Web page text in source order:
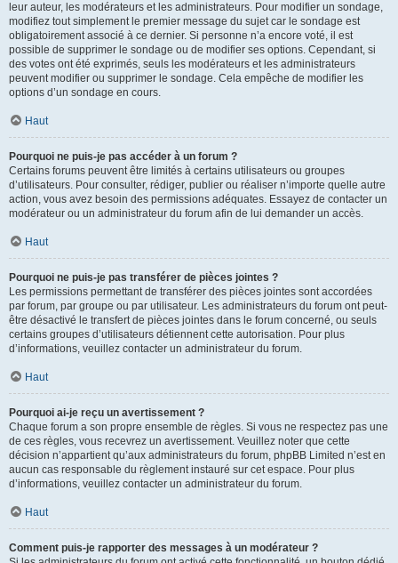
leur auteur, les modérateurs et les administrateurs. Pour modifier un sondage,
modifiez tout simplement le premier message du sujet car le sondage est
obligatoirement associé à ce dernier. Si personne n’a encore voté, il est
possible de supprimer le sondage ou de modifier ses options. Cependant, si
des votes ont été exprimés, seuls les modérateurs et les administrateurs
peuvent modifier ou supprimer le sondage. Cela empêche de modifier les
options d’un sondage en cours.
Haut
Pourquoi ne puis-je pas accéder à un forum ?
Certains forums peuvent être limités à certains utilisateurs ou groupes
d’utilisateurs. Pour consulter, rédiger, publier ou réaliser n’importe quelle autre
action, vous avez besoin des permissions adéquates. Essayez de contacter un
modérateur ou un administrateur du forum afin de lui demander un accès.
Haut
Pourquoi ne puis-je pas transférer de pièces jointes ?
Les permissions permettant de transférer des pièces jointes sont accordées
par forum, par groupe ou par utilisateur. Les administrateurs du forum ont peut-
être désactivé le transfert de pièces jointes dans le forum concerné, ou seuls
certains groupes d’utilisateurs détiennent cette autorisation. Pour plus
d’informations, veuillez contacter un administrateur du forum.
Haut
Pourquoi ai-je reçu un avertissement ?
Chaque forum a son propre ensemble de règles. Si vous ne respectez pas une
de ces règles, vous recevrez un avertissement. Veuillez noter que cette
décision n’appartient qu’aux administrateurs du forum, phpBB Limited n’est en
aucun cas responsable du règlement instauré sur cet espace. Pour plus
d’informations, veuillez contacter un administrateur du forum.
Haut
Comment puis-je rapporter des messages à un modérateur ?